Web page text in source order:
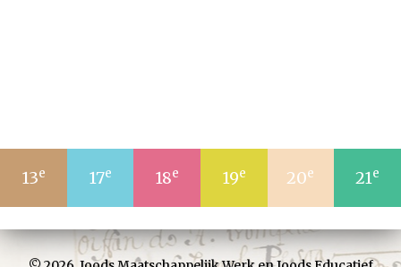
13e 17e 18e 19e 20e 21e